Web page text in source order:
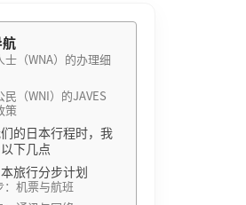
士（WNA）的办理细
民（WNI）的JAVES
策
的日本行程时，我
下几点
旅行分步计划
：机票与航班